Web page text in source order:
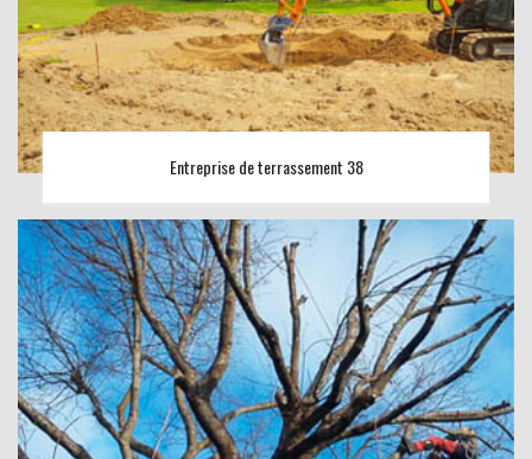
Entreprise de terrassement 38